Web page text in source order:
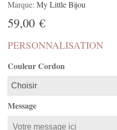
Marque: My Little Bijou
59,00 €
PERSONNALISATION
Couleur Cordon
Message